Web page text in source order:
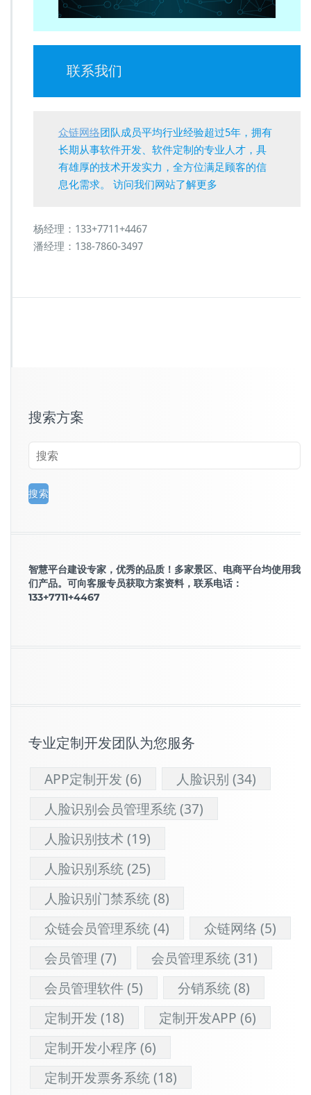
联系我们
众链网络团队成员平均行业经验超过5年，拥有
长期从事软件开发、软件定制的专业人才，具
有雄厚的技术开发实力，全方位满足顾客的信
息化需求。 访问我们网站了解更多
杨经理：133+7711+4467
潘经理：138-7860-3497
搜索方案
智慧平台建设专家，优秀的品质！多家景区、电商平台均使用我
们产品。可向客服专员获取方案资料，联系电话：
133+7711+4467
专业定制开发团队为您服务
APP定制开发 (6) 人脸识别 (34)
人脸识别会员管理系统(37)
人脸识别技术(19)
人脸识别系统(25)
人脸识别门禁系统(8)
众链会员管理系统(4) 众链网络 (5)
会员管理 (7) 会员管理系统(31)
会员管理软件(5) 分销系统(8)
定制开发 (18) 定制开发APP (6)
定制开发小程序(6)
定制开发票务系统(18)